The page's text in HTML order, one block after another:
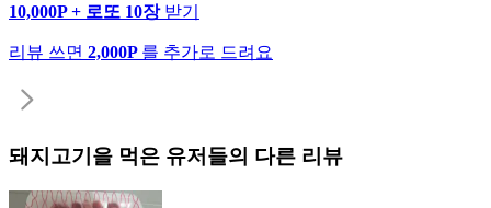
10,000P + 로또 10장 받기
리뷰 쓰면 2,000P 를 추가로 드려요
돼지고기 을 먹은 유저들의 다른 리뷰